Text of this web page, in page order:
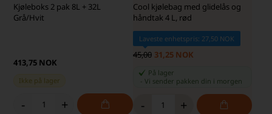
Kjøleboks 2 pak 8L + 32L
Grå/Hvit
413,75 NOK
Ikke på lager
- +
Cool kjølebag med glidelås og
håndtak 4 L, rød
Laveste enhetspris: 27,50 NOK
45,00 31,25 NOK
På lager
Vi sender pakken din i morgen
- +